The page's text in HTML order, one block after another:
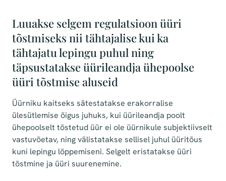
Luuakse selgem regulatsioon üüri
tõstmiseks nii tähtajalise kui ka
tähtajatu lepingu puhul ning
täpsustatakse üürileandja ühepoolse
üüri tõstmise aluseid
Üürniku kaitseks sätestatakse erakorralise
ülesütlemise õigus juhuks, kui üürileandja poolt
ühepoolselt tõstetud üür ei ole üürnikule subjektiivselt
vastuvõetav, ning välistatakse sellisel juhul üüritõus
kuni lepingu lõppemiseni. Selgelt eristatakse üüri
tõstmine ja üüri suurenemine.